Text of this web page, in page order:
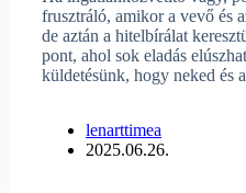
frusztráló, amikor a vevő és
de aztán a hitelbírálat
pont, ahol sok eladás
küldetésünk, hogy neked és
lenarttimea
2025.06.26.